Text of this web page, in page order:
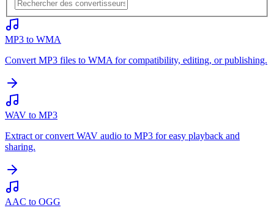
MP3 to WMA
Convert MP3 files to WMA for compatibility, editing, or publishing.
WAV to MP3
Extract or convert WAV audio to MP3 for easy playback and
sharing.
AAC to OGG